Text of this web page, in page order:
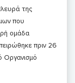
της
που
ομάδα
πριν 26
Οργανισμό